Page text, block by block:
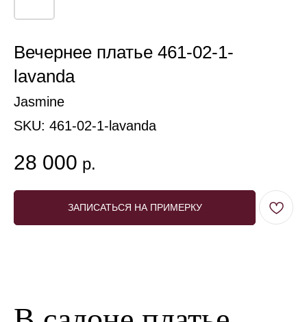
Вечернее платье 461-02-1-
lavanda
Jasmine
SKU: 461-02-1-lavanda
28 000 р.
ЗАПИСАТЬСЯ НА ПРИМЕРКУ